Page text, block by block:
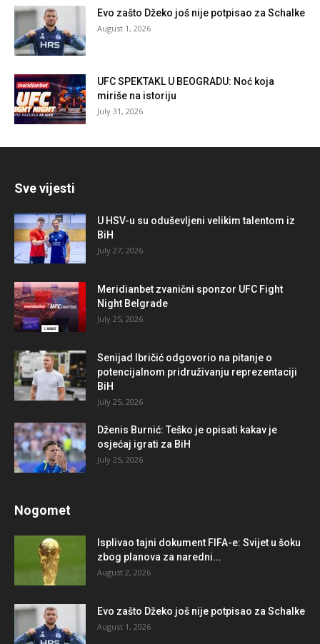
Evo zašto Džeko još nije potpisao za Schalke
August 1, 2026
UFC SPEKTAKL U BEOGRADU: Noć koja
miriše na istoriju
July 31, 2026
Sve vijesti
U HSV-u su oduševljeni velikim talentom iz
BiH
July 27, 2026
Meridianbet zvanični sponzor UFC Fight
Night Belgrade
July 25, 2026
Senijad Ibričić odgovorio na pitanje o
potencijalnom pridruživanju reprezentaciji
BiH
July 25, 2026
Dženis Burnić: Teško je opisati kakav je
osjećaj igrati za BiH
July 25, 2026
Nogomet
Isplivao tajni dokument FIFA-e: Svijet u šoku
zbog planova za naredni...
August 2, 2026
Evo zašto Džeko još nije potpisao za Schalke
August 1, 2026